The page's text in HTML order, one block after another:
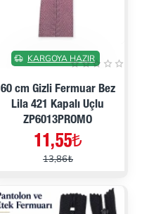
İNDIRIMDE
KARGOYA HAZIR
60 cm Gizli Fermuar Bez
Lila 421 Kapalı Uçlu
ZP6013PROMO
11,55₺
13,86₺